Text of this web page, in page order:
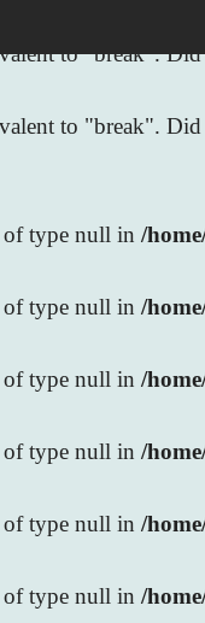
to "break".
to "break".
of type null in /
of type null in /
of type null in /
of type null in /
of type null in /
of type null in /